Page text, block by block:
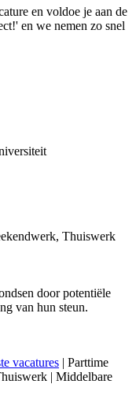
en voldoe je aan de
en we nemen zo snel
Thuiswerk
door potentiële
van hun steun.
vacatures | Parttime
| Middelbare